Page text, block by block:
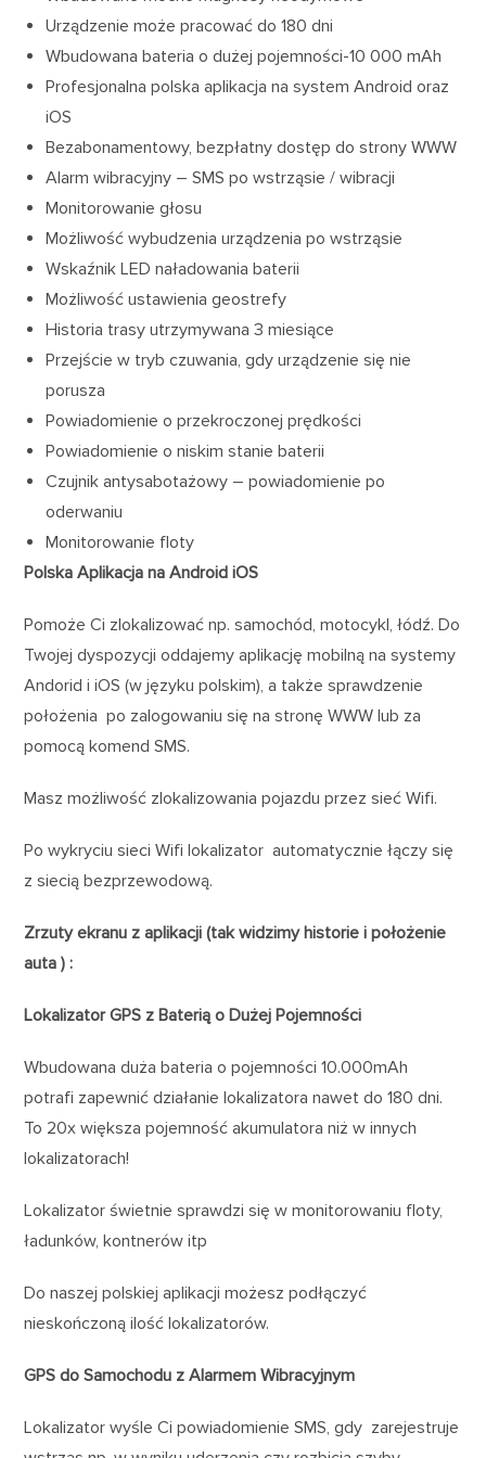
Urządzenie może pracować do 180 dni
Wbudowana bateria o dużej pojemności-10 000 mAh
Profesjonalna polska aplikacja na system Android oraz
iOS
Bezabonamentowy, bezpłatny dostęp do strony WWW
Alarm wibracyjny – SMS po wstrząsie / wibracji
Monitorowanie głosu
Możliwość wybudzenia urządzenia po wstrząsie
Wskaźnik LED naładowania baterii
Możliwość ustawienia geostrefy
Historia trasy utrzymywana 3 miesiące
Przejście w tryb czuwania, gdy urządzenie się nie
porusza
Powiadomienie o przekroczonej prędkości
Powiadomienie o niskim stanie baterii
Czujnik antysabotażowy – powiadomienie po
oderwaniu
Monitorowanie floty
Polska Aplikacja na Android iOS
Pomoże Ci zlokalizować np. samochód, motocykl, łódź. Do
Twojej dyspozycji oddajemy aplikację mobilną na systemy
Andorid i iOS (w języku polskim), a także sprawdzenie
położenia po zalogowaniu się na stronę WWW lub za
pomocą komend SMS.
Masz możliwość zlokalizowania pojazdu przez sieć Wifi.
Po wykryciu sieci Wifi lokalizator automatycznie łączy się
z siecią bezprzewodową.
Zrzuty ekranu z aplikacji (tak widzimy historie i położenie
auta ) :
Lokalizator GPS z Baterią o Dużej Pojemności
Wbudowana duża bateria o pojemności 10.000mAh
potrafi zapewnić działanie lokalizatora nawet do 180 dni.
To 20x większa pojemność akumulatora niż w innych
lokalizatorach!
Lokalizator świetnie sprawdzi się w monitorowaniu floty,
ładunków, kontnerów itp
Do naszej polskiej aplikacji możesz podłączyć
nieskończoną ilość lokalizatorów.
GPS do Samochodu z Alarmem Wibracyjnym
Lokalizator wyśle Ci powiadomienie SMS, gdy zarejestruje